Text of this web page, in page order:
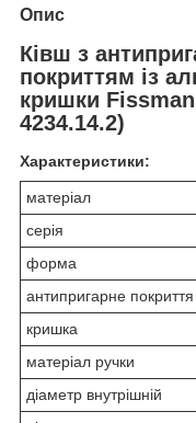
Опис
Ківш з
покриттям із
кришки
4234.14.2)
Характеристики:
матеріал
серія
форма
антипригарне покриття
кришка
матеріал ручки
діаметр внутрішній